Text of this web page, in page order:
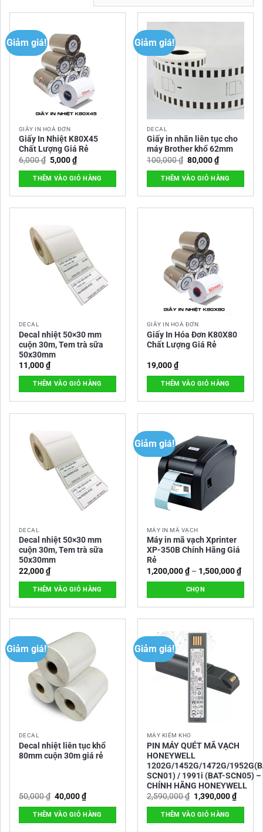
Giảm giá!
GIẤY IN HOÁ ĐƠN
Giấy In Nhiệt K80X45
Chất Lượng Giá Rẻ
6,000₫ Giá
gốc
là:
6,000 ₫.
5,000₫Giá
hiện
tại
là:
5,000 ₫.
THÊM VÀO GIỎ HÀNG
Giảm giá!
DECAL
Giấy in nhãn liên tục cho
máy Brother khổ 62mm
100,000₫ Giá
gốc
là:
100,000 ₫.
80,000₫Giá
hiện
tại
là:
80,000 ₫.
THÊM VÀO GIỎ HÀNG
DECAL
Decal nhiệt 50×30 mm
cuộn 30m, Tem trà sữa
50x30mm
11,000₫
THÊM VÀO GIỎ HÀNG
GIẤY IN HOÁ ĐƠN
Giấy In Hóa Đơn K80X80
Chất Lượng Giá Rẻ
19,000₫
THÊM VÀO GIỎ HÀNG
DECAL
Decal nhiệt 50×30 mm
cuộn 30m, Tem trà sữa
50x30mm
22,000₫
THÊM VÀO GIỎ HÀNG
Giảm giá!
MÁY IN MÃ VẠCH
Máy in mã vạch Xprinter
XP-350B Chính Hãng Giá
Rẻ
1,200,000₫ – 1,500,000₫
giá:
đến
CHỌN
nhiều
biến
thể
được
chọn
trên
trang
sản
phẩm
Giảm giá!
DECAL
Decal nhiệt liên tục khổ
80mm cuộn 30m giá rẻ
50,000₫ Giá
gốc
là:
50,000 ₫.
40,000₫Giá
hiện
tại
là:
40,000 ₫.
THÊM VÀO GIỎ HÀNG
Giảm giá!
MÁY KIỂM KHO
PIN MÁY QUÉT MÃ VẠCH
HONEYWELL
1202G/1452G/1472G/
SCN01) / 1991i (BAT-SCN05) –
CHÍNH HÃNG HONEYWELL
2,590,000₫ Giá
gốc
là:
2,590,000 ₫.
1,390,000₫Giá
hiện
THÊM VÀO GIỎ HÀNG